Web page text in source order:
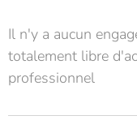
Il n'y a aucun
totalement libre
professionnel